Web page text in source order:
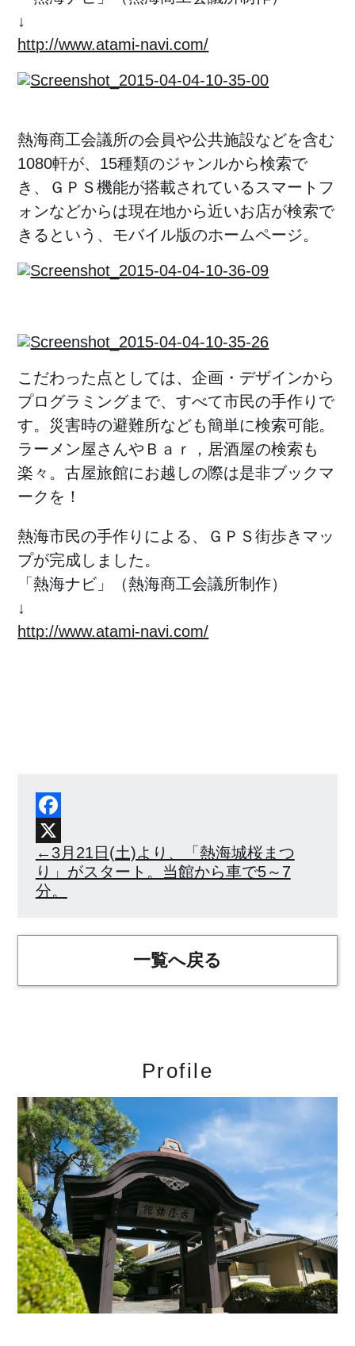
↓
http://www.atami-navi.com/
熱海商工会議所の会員や公共施設などを含む
1080軒が、15種類のジャンルから検索で
き、ＧＰＳ機能が搭載されているスマートフ
ォンなどからは現在地から近いお店が検索で
きるという、モバイル版のホームページ。
こだわった点としては、企画・デザインから
プログラミングまで、すべて市民の手作りで
す。災害時の避難所なども簡単に検索可能。
ラーメン屋さんやＢａｒ，居酒屋の検索も
楽々。古屋旅館にお越しの際は是非ブックマ
ークを！
熱海市民の手作りによる、ＧＰＳ街歩きマッ
プが完成しました。
「熱海ナビ」（熱海商工会議所制作）
↓
http://www.atami-navi.com/
Facebook
X 3月21日(土)より、「熱海城桜まつ
り」がスタート。当館から車で5～7
分。
一覧へ戻る
Profile